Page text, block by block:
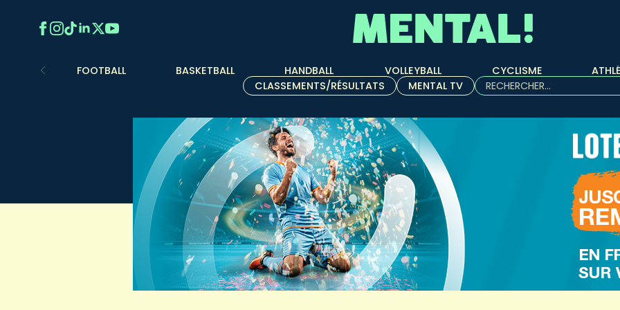
FOOTBALL BASKETBALL HANDBALL VOLLEYBALL CYCLISME
CLASSEMENTS/RÉSULTATS
MENTAL TV
Rechercher :